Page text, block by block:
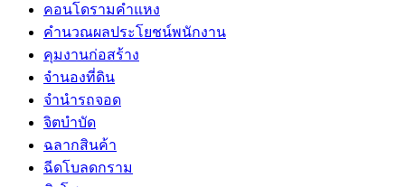
คอนโดรามคำแหง
คำนวณผลประโยชน์พนักงาน
คุมงานก่อสร้าง
จำนองที่ดิน
จำนำรถจอด
จิตบำบัด
ฉลากสินค้า
ฉีดโบลดกราม